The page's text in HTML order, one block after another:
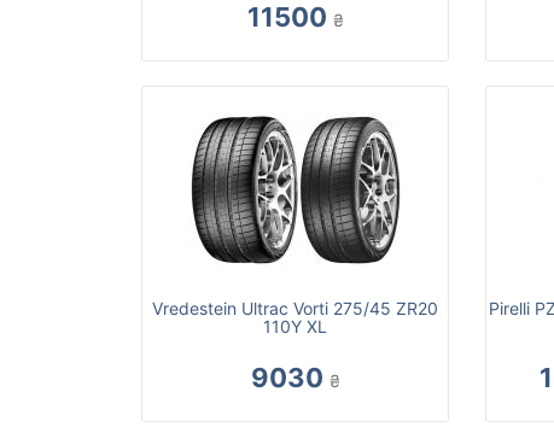
11500 ₴
Vredestein Ultrac Vorti 275/45 ZR20
110Y XL
9030 ₴
Pirelli